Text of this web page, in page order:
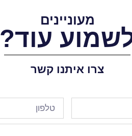
מעוניינים
עוד?
צרו איתנו קשר